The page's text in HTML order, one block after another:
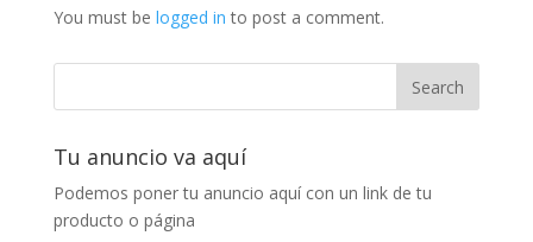
You must be logged in to post a comment.
Tu anuncio va aquí
Podemos poner tu anuncio aquí con un link de tu
producto o página